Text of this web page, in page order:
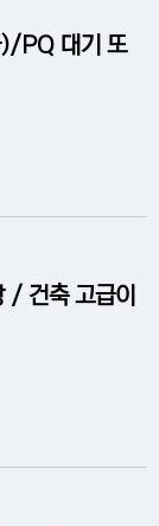
PQ 대기 또
/ 건축 고급이